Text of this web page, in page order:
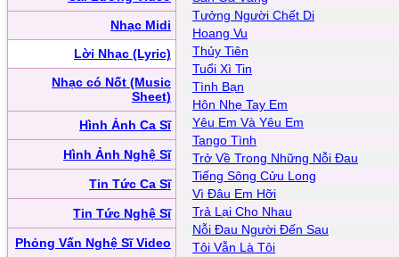
Nhạc Midi
Lời Nhạc (Lyric)
Nhạc có Nốt (Music
Sheet)
Hình Ảnh Ca Sĩ
Hình Ảnh Nghệ Sĩ
Tin Tức Ca Sĩ
Tin Tức Nghệ Sĩ
Phỏng Vấn Nghệ Sĩ Video
Tưởng Người Chết Di
Hoang Vu
Thủy Tiên
Tuổi Xì Tin
Tình Bạn
Hôn Nhẹ Tay Em
Yêu Em Và Yêu Em
Tango Tình
Trở Về Trong Những Nỗi Đau
Tiếng Sông Cửu Long
Vì Đâu Em Hỡi
Trả Lại Cho Nhau
Nỗi Đau Người Đến Sau
Tôi Vẫn Là Tôi